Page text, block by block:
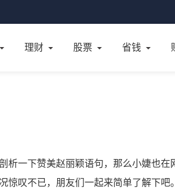
理财 股票 省钱
析一下赞美赵丽颖语句，那么小婕也在
惊叹不已，朋友们一起来简单了解下吧